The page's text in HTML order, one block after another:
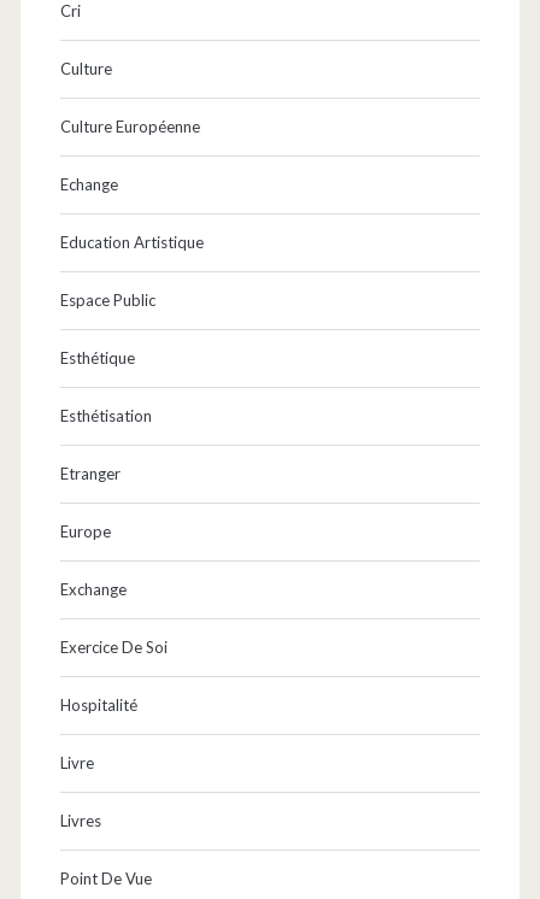
Cri
Culture
Culture Européenne
Echange
Education Artistique
Espace Public
Esthétique
Esthétisation
Etranger
Europe
Exchange
Exercice De Soi
Hospitalité
Livre
Livres
Point De Vue